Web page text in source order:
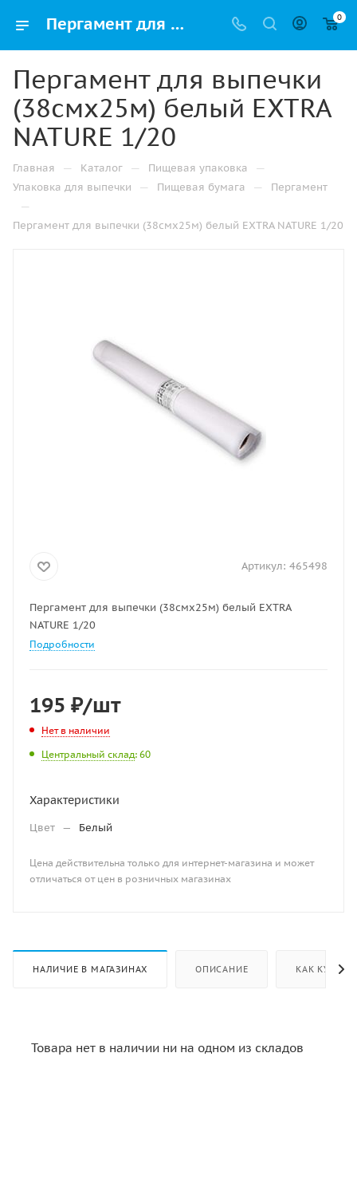
Пергамент для выпечки (38смх25м) белый EXTRA NATURE 1/20 купить оптом и розницу с доставкой в Казани 0
Пергамент для выпечки
(38смх25м) белый EXTRA
NATURE 1/20
Главная — Каталог — Пищевая упаковка —
Упаковка для выпечки — Пищевая бумага — Пергамент
—
Пергамент для выпечки (38смх25м) белый EXTRA NATURE 1/20
Артикул: 465498
Пергамент для выпечки (38смх25м) белый EXTRA
NATURE 1/20
Подробности
195 ₽/шт
Нет в наличии
Центральный склад: 60
Характеристики
Цвет — Белый
Цена действительна только для интернет-магазина и может
отличаться от цен в розничных магазинах
НАЛИЧИЕ В МАГАЗИНАХ ОПИСАНИЕ КАК КУПИТЬ
Товара нет в наличии ни на одном из складов